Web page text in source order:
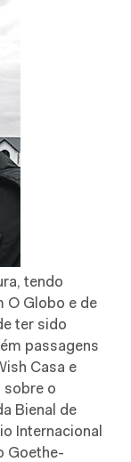
tendo
O Globo e de
ter sido
passagens
Casa e
sobre o
Bienal de
Internacional
Goethe-